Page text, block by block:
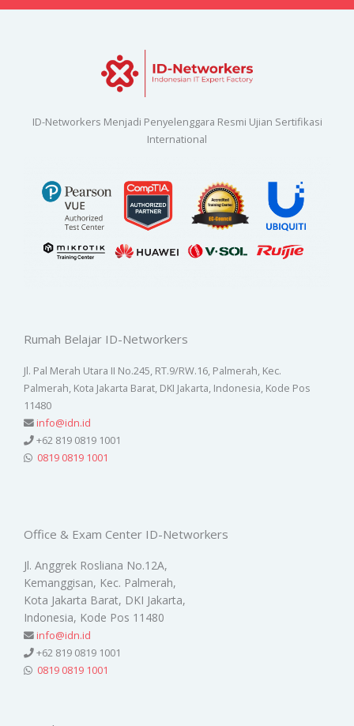
ID-Networkers Menjadi Penyelenggara Resmi Ujian Sertifikasi
International
Rumah Belajar ID-Networkers
Jl. Pal Merah Utara II No.245, RT.9/RW.16, Palmerah, Kec.
Palmerah, Kota Jakarta Barat, DKI Jakarta, Indonesia, Kode Pos
11480
info@idn.id
+62 819 0819 1001
0819 0819 1001
Office & Exam Center ID-Networkers
Jl. Anggrek Rosliana No.12A,
Kemanggisan, Kec. Palmerah,
Kota Jakarta Barat, DKI Jakarta,
Indonesia, Kode Pos 11480
info@idn.id
+62 819 0819 1001
0819 0819 1001